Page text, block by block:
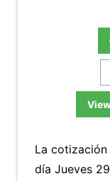
La
día Jueves